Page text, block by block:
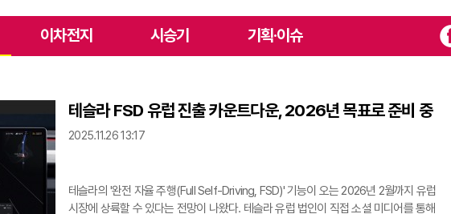
이차전지 시승기 기획·이슈
테슬라 FSD 유럽 진출 카운트다운, 2026년 목표로 준비 중
2025.11.26 13:17
테슬라의 '완전 자율 주행(Full Self-Driving, FSD)' 기능이 오는 2026년 2월까지 유럽
시장에 상륙할 수 있다는 전망이 나왔다. 테슬라 유럽 법인이 직접 소셜 미디어를 통해